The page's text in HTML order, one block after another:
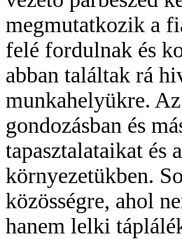
megmutatkozik a
felé fordulnak és
abban találtak rá
munkahelyükre.
gondozásban és
tapasztalataikat és
környezetükben.
közösségre, ahol
hanem lelki